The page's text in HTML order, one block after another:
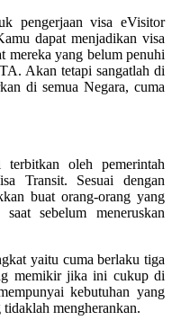
pengerjaan visa eVisitor
dapat menjadikan visa
mereka yang belum penuhi
Akan tetapi sangatlah di
di semua Negara, cuma
oleh pemerintah
Transit. Sesuai dengan
buat orang-orang yang
sebelum meneruskan
yaitu cuma berlaku tiga
memikir jika ini cukup di
kebutuhan yang
mengherankan.